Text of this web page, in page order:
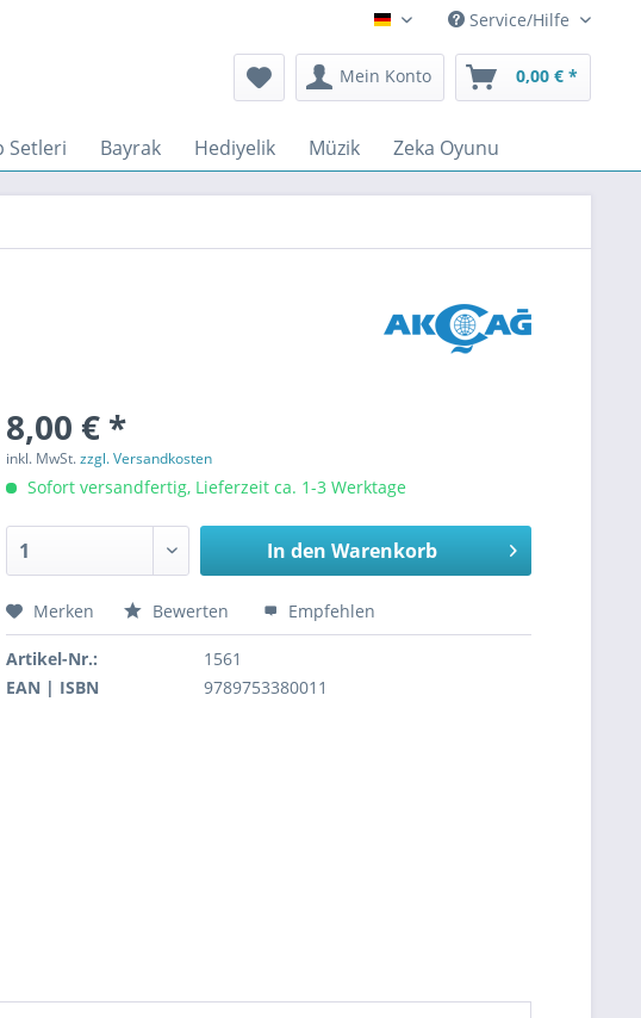
Deutsch Service/Hilfe
Mein Konto 0,00 € *
Setleri Bayrak Hediyelik Müzik Zeka Oyunu
8,00 € *
inkl. MwSt.zzgl. Versandkosten
Sofort versandfertig, Lieferzeit ca. 1-3 Werktage
In den Warenkorb
Merken Bewerten Empfehlen
Artikel-Nr.:
1561
EAN | ISBN
9789753380011